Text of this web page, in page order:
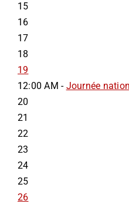
15
16
17
18
19
12:00 AM - Journée
20
21
22
23
24
25
26